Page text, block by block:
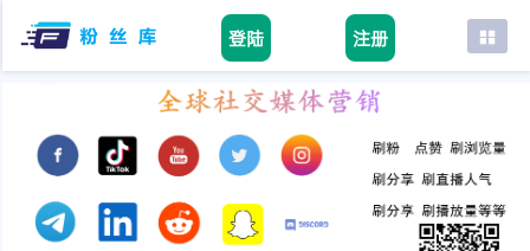
登陆 注册
首页
tiktok